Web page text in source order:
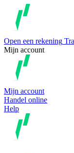
Open een rekening
Mijn account
Mijn account
Handel online
Help